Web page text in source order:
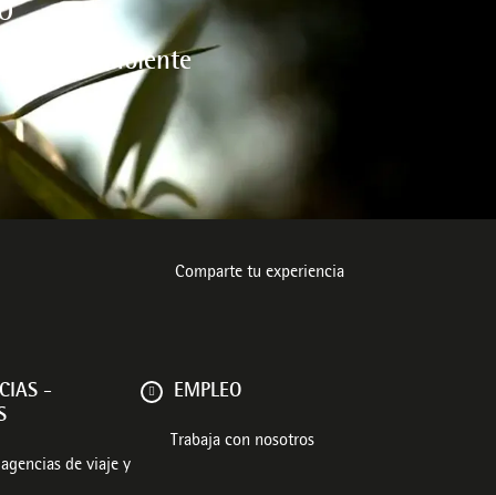
medio ambiente
Comparte tu experiencia
-
de viaje y
EMPLEO
Trabaja con nosotros